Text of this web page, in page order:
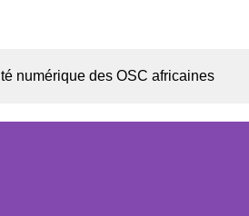
des OSC africaines